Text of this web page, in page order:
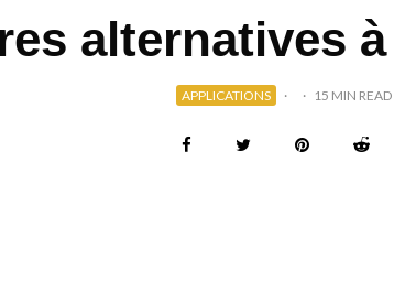
alternatives
APPLICATIONS · · 15 MIN READ